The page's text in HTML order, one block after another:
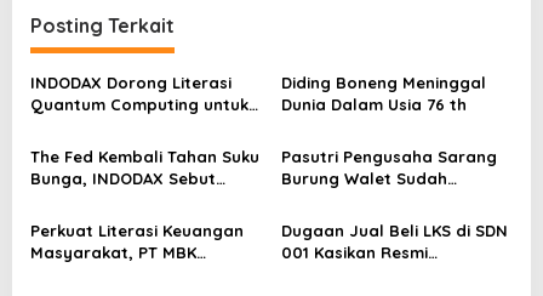
s
i
p
o
s
Posting Terkait
INDODAX Dorong Literasi
Quantum Computing untuk
Blockchain
Diding Boneng Meninggal
Dunia Dalam Usia 76 th
The Fed Kembali Tahan Suku
Bunga, INDODAX Sebut
Sentimen Pasar
Pasutri Pengusaha Sarang
Burung Walet Sudah
Pelapor Desak Polda Jambi
Segera Lakukan Penahanan
Perkuat Literasi Keuangan
Masyarakat, PT MBK
Dugaan Jual Beli LKS di SDN
001 Kasikan Resmi